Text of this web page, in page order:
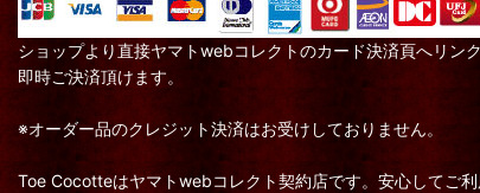
ショップより直接ヤマトwebコレクトのカード決済頁へリン
即時ご決済頂けます。
※オーダー品のクレジット決済はお受けしておりません。
Toe Cocotteはヤマトwebコレクト契約店です。安心してご利